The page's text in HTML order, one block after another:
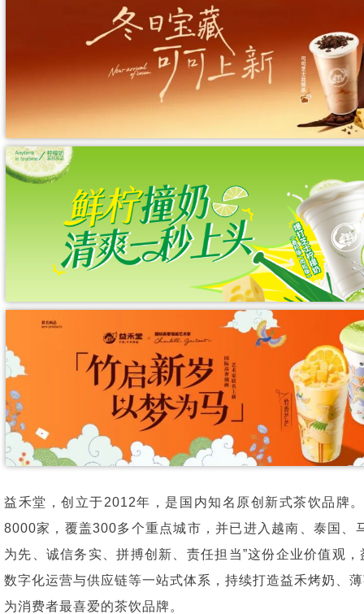
益禾堂，创立于2012年，是国内知名原创新式茶饮品牌
8000家，覆盖300多个重点城市，并已进入越南、泰国、
为先、诚信务实、拼搏创新、责任担当”这份企业价值观
数字化运营与供应链等一站式体系，持续打造益禾烤奶、
为消费者最喜爱的茶饮品牌。